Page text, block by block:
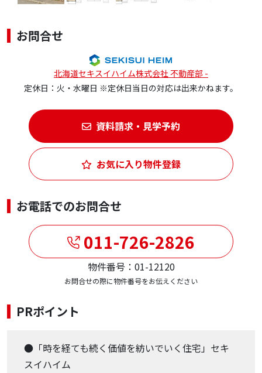
お問合せ
北海道セキスイハイム株式会社 不動産部 -
定休日：火・水曜日 ※定休日当日の対応は出来かねます。
資料請求・見学予約
お気に入り物件登録
お電話でのお問合せ
011-726-2826
物件番号：01-12120
お問合せの際に物件番号をお伝えください
PRポイント
●「時を経ても続く価値を紡いでいく住宅」セキ
スイハイム